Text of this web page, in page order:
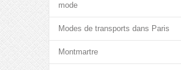
mode
Modes de transports dans Paris
Montmartre